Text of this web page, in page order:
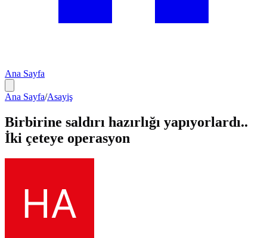
Ana Sayfa
Ana Sayfa/Asayiş
Birbirine saldırı hazırlığı yapıyorlardı..
İki çeteye operasyon